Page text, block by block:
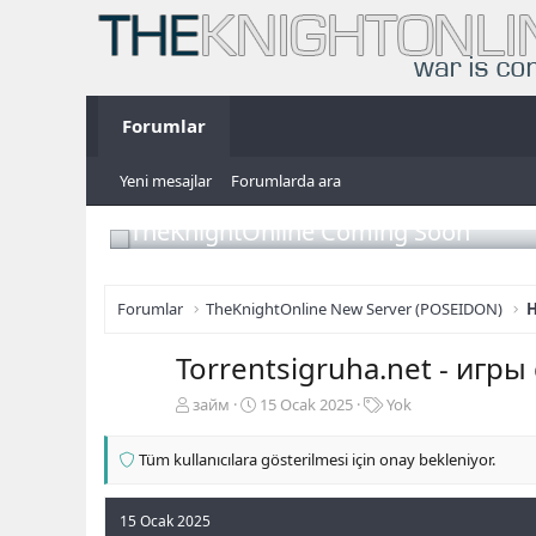
Forumlar
Yeni mesajlar Forumlarda ara
TheKnightOnline Coming Soon
Forumlar TheKnightOnline New Server (POSEIDON)
Torrentsigruha.net - игры
K
b
y
займ
B
l
15 Ocak 2025
E
k
Yok
Tüm kullanıcılara gösterilmesi için onay bekleniyor.
15 Ocak 2025